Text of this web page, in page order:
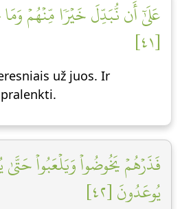
عَلَىٰٓ أَن نُّبَدِّلَ خَيۡرٗا مِّنۡهُمۡ
[٤١]
už juos. Ir
فَذَرۡهُمۡ يَخُوضُواْ وَيَلۡعَبُواْ حَتَّىٰ
يُوعَدُونَ [٤٢]